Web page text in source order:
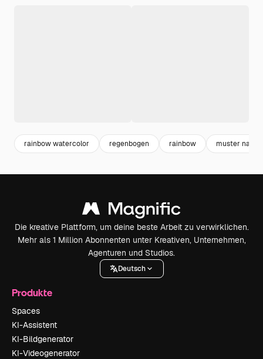
rainbow watercolor regenbogen rainbow muster
Die kreative Plattform, um deine beste Arbeit zu verwirklichen.
Mehr als 1 Million Abonnenten unter Kreativen, Unternehmen,
Agenturen und Studios.
Deutsch
Produkte
Spaces
KI-Assistent
KI-Bildgenerator
KI-Videogenerator